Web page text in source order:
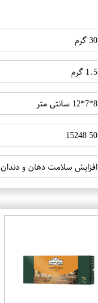
30 گرم
1.5 گرم
8*7*12 سانتی متر
50 15248
افزایش سلامت دهان و دندان